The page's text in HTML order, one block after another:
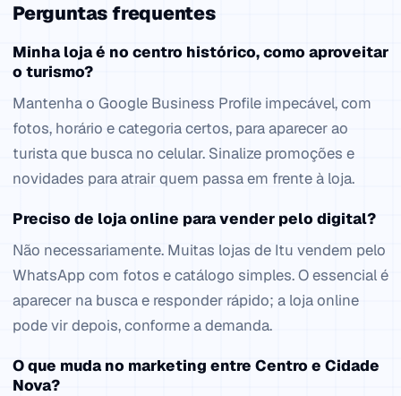
Perguntas frequentes
Minha loja é no centro histórico, como aproveitar
o turismo?
Mantenha o Google Business Profile impecável, com
fotos, horário e categoria certos, para aparecer ao
turista que busca no celular. Sinalize promoções e
novidades para atrair quem passa em frente à loja.
Preciso de loja online para vender pelo digital?
Não necessariamente. Muitas lojas de Itu vendem pelo
WhatsApp com fotos e catálogo simples. O essencial é
aparecer na busca e responder rápido; a loja online
pode vir depois, conforme a demanda.
O que muda no marketing entre Centro e Cidade
Nova?